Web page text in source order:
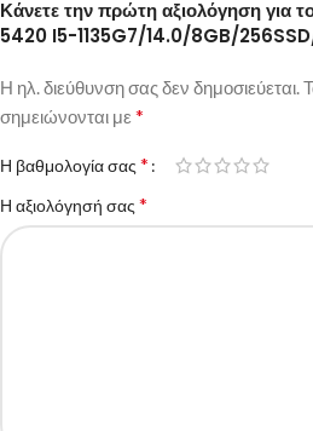
Κάνετε την πρώτη αξιολόγηση για
5420 I5-1135G7/14.0/8GB/
Η ηλ. διεύθυνση σας δεν δημοσιεύεται.
σημειώνονται με *
Η βαθμολογία σας *
Η αξιολόγησή σας *